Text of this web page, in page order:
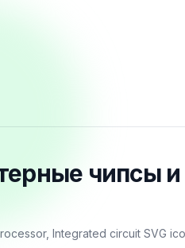
чипсы
Integrated circuit SVG